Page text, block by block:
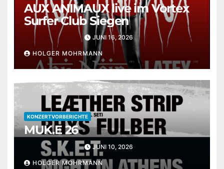
AUX ANIMAUX live im Vortex
Surfer Club Siegen
JUNI 16, 2026
HOLGER MOHRMANN
KONZERTVORBERICHTE
MUK.E 26
JUNI 10, 2026
HOLGER MOHRMANN